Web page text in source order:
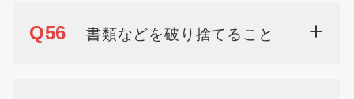
Q56 書類などを破り捨てること